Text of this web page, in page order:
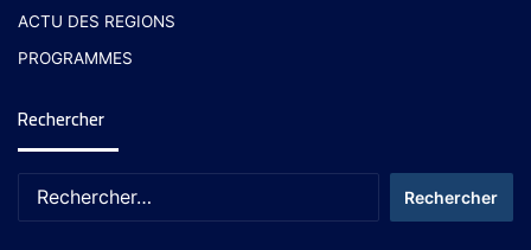
ACTU DES REGIONS
PROGRAMMES
Rechercher